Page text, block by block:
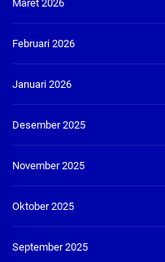
Maret 2026
Februari 2026
Januari 2026
Desember 2025
November 2025
Oktober 2025
September 2025